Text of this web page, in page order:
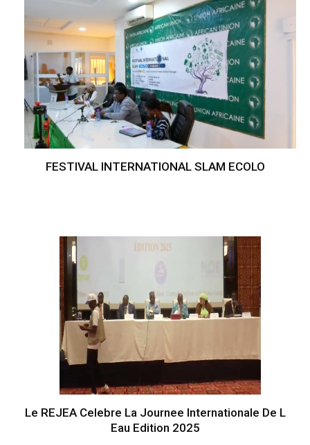
FESTIVAL INTERNATIONAL SLAM ECOLO
Le REJEA Celebre La Journee Internationale De L
Eau Edition 2025